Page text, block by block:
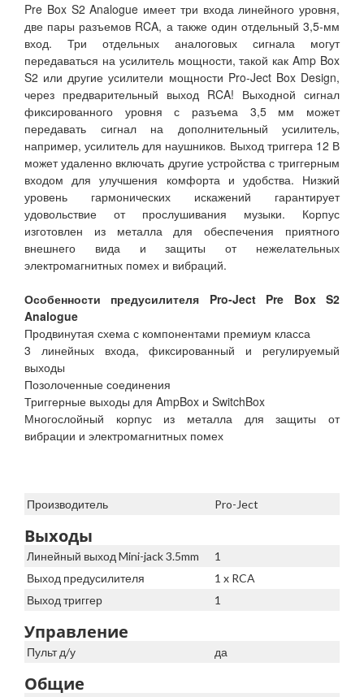
Pre Box S2 Analogue имеет три входа линейного уровня,
две пары разъемов RCA, а также один отдельный 3,5-мм
вход. Три отдельных аналоговых сигнала могут
передаваться на усилитель мощности, такой как Amp Box
S2 или другие усилители мощности Pro-Ject Box Design,
через предварительный выход RCA! Выходной сигнал
фиксированного уровня с разъема 3,5 мм может
передавать сигнал на дополнительный усилитель,
например, усилитель для наушников. Выход триггера 12 В
может удаленно включать другие устройства с триггерным
входом для улучшения комфорта и удобства. Низкий
уровень гармонических искажений гарантирует
удовольствие от прослушивания музыки. Корпус
изготовлен из металла для обеспечения приятного
внешнего вида и защиты от нежелательных
электромагнитных помех и вибраций.
Особенности предусилителя Pro-Ject Pre Box S2
Analogue
Продвинутая схема с компонентами премиум класса
3 линейных входа, фиксированный и регулируемый
выходы
Позолоченные соединения
Триггерные выходы для AmpBox и SwitchBox
Многослойный корпус из металла для защиты от
вибрации и электромагнитных помех
Производитель Pro-Ject
Выходы
Линейный выход Mini-jack 3.5mm
1
Выход предусилителя
1 x RCA
Выход триггер
1
Управление
Пульт д/у да
Общие